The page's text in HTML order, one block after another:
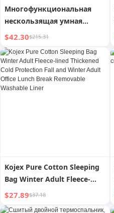
Многофункциональная
нескользящая умная
складная трость с
выдвижной конструкцией
$42.30$215.31
Kojex Pure Cotton Sleeping
Bag Winter Adult Fleece-
lined Thickened Cold
Protection Fall and Winter
$27.89$37.18